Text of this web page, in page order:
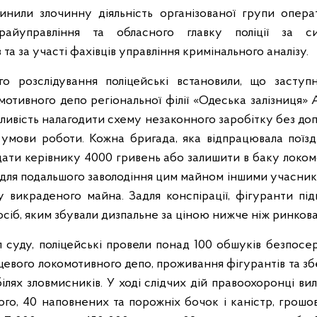
злочинну діяльність організованої групи
та обласного главку поліції за
за участі фахівців управління кримінального аналізу.
розслідування поліцейські встановили, що
депо регіональної філії «Одеська залізниця»
налагодити схему незаконного заробітку без
роботи. Кожна бригада, яка відпрацювала
керівнику 4000 гривень або залишити в баку
для подальшого заволодіння цим майном іншими
майна. Задля конспірації, фігуранти
яким збували дизпальне за ціною нижче ніж
поліцейські провели понад 100 обшуків
локомотивного депо, проживання фігурантів та
зловмисників. У ході слідчих дій правоохоронці
40 наповнених та порожніх бочок і каністр,